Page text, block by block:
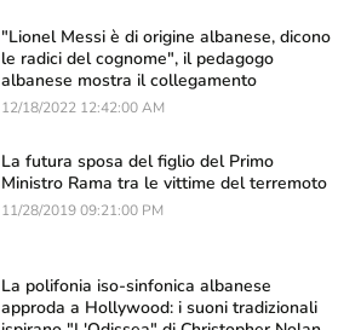
"Lionel Messi è di origine albanese, dicono
le radici del cognome", il pedagogo
albanese mostra il collegamento
12/18/2022 12:42:00 AM
La futura sposa del figlio del Primo
Ministro Rama tra le vittime del terremoto
11/28/2019 09:21:00 PM
La polifonia iso-sinfonica albanese
approda a Hollywood: i suoni tradizionali